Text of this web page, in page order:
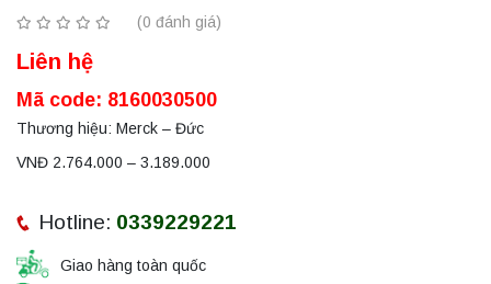
(0 đánh giá)
Liên hệ
Mã code: 8160030500
Thương hiệu: Merck – Đức
VNĐ 2.764.000 – 3.189.000
Hotline: 0339229221
Giao hàng toàn quốc